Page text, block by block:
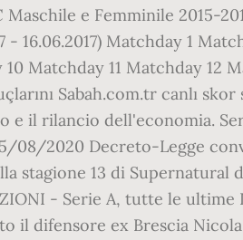
e Femminile 2015-
16.06.2017) Matchday 1
Matchday 11 Matchday 12
Sabah.com.tr canlı skor
e il rilancio dell'economia.
08/2020 Decreto-Legge
stagione 13 di
- Serie A, tutte le
il difensore ex Brescia